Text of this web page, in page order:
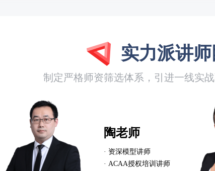
实力派讲
制定严格师资筛选体系，引进一线实
陶老师
· 资深模型讲师
· ACAA授权培训讲师